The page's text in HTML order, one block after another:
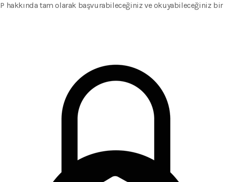
hakkında tam olarak başvurabileceğiniz ve okuyabileceğiniz